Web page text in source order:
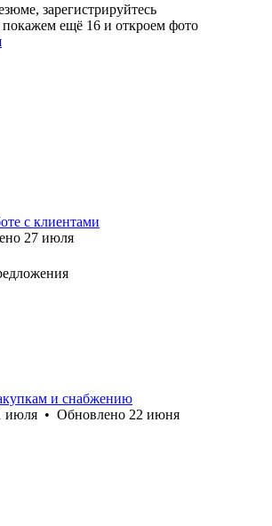
зарегистрируйтесь
ещё 16 и откроем фото
с клиентами
27 июля
и снабжению
июля • Обновлено 22 июня